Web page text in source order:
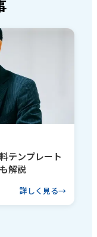
テンプレート
解説
詳しく見る